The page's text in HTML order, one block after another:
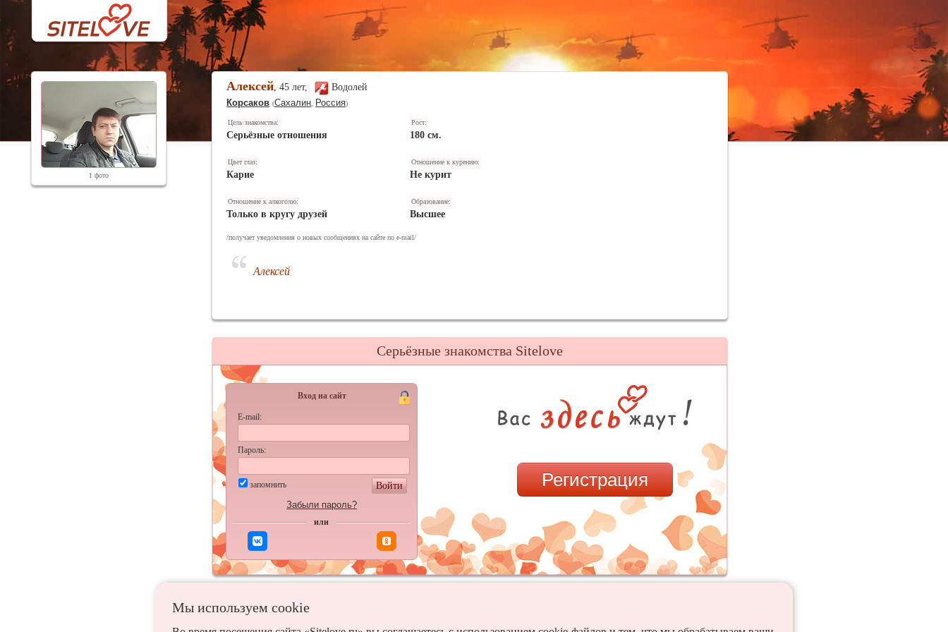
1 фото
Алексей, 45 лет,
Водолей
Корсаков (Сахалин Россия)
Цель знакомства:
Серьёзные отношения
Рост:
180 см.
Цвет глаз:
Карие
Отношение к курению:
Не курит
Отношение к алкоголю:
Только в кругу друзей
Образование:
Высшее
/получает уведомления о новых сообщениях на сайте по e-mail/
Алексей
Мы используем сookie
Серьёзные знакомства Sitelove
Вход на сайт
E-mail:
Пароль:
запомнить
Войти
Забыли пароль?
или
Регистрация